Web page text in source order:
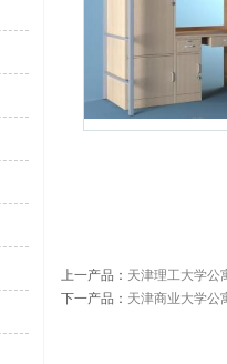
上一产品 ： 天津理工大学公
下一产品 ： 天津商业大学公